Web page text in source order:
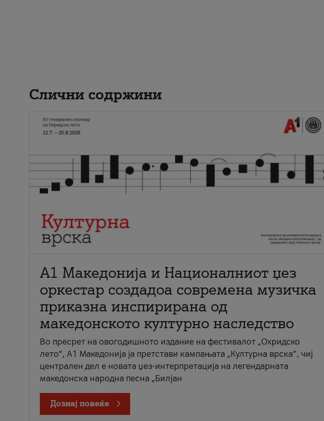
Слични содржини
А1 Македонија и Националниот џез
оркестар создадоа современа музичка
приказна инспирирана од
македонското културно наследство
Во пресрет на овогодишното издание на фестивалот „Охридско
лето“, А1 Македонија ја претстави кампањата „Културна врска“, чиј
централен дел е новата џез-интерпретација на легендарната
македонска народна песна „Билјан
Дознај повеќе